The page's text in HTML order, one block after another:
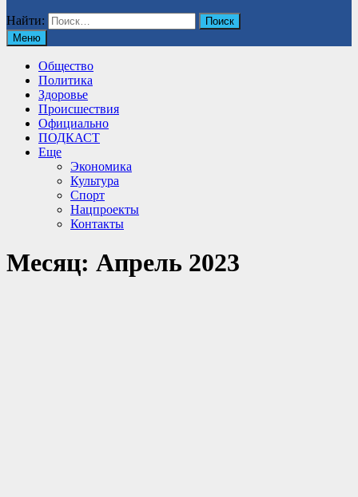
Найти:
Меню
Общество
Политика
Здоровье
Происшествия
Официально
ПОДКАСТ
Еще
Экономика
Культура
Спорт
Нацпроекты
Контакты
Месяц: Апрель 2023